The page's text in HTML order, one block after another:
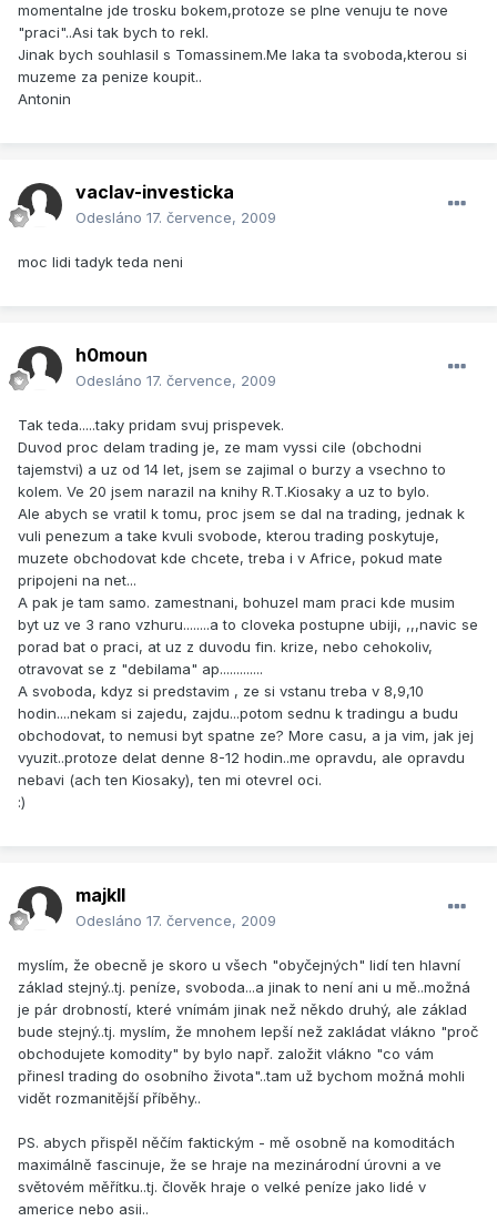
momentalne jde trosku bokem,protoze se plne venuju te nove
"praci"..Asi tak bych to rekl.
Jinak bych souhlasil s Tomassinem.Me laka ta svoboda,kterou si
muzeme za penize koupit..
Antonin
vaclav-investicka
Odesláno 17. července, 2009
moc lidi tadyk teda neni
h0moun
Odesláno 17. července, 2009
Tak teda.....taky pridam svuj prispevek.
Duvod proc delam trading je, ze mam vyssi cile (obchodni
tajemstvi) a uz od 14 let, jsem se zajimal o burzy a vsechno to
kolem. Ve 20 jsem narazil na knihy R.T.Kiosaky a uz to bylo.
Ale abych se vratil k tomu, proc jsem se dal na trading, jednak k
vuli penezum a take kvuli svobode, kterou trading poskytuje,
muzete obchodovat kde chcete, treba i v Africe, pokud mate
pripojeni na net...
A pak je tam samo. zamestnani, bohuzel mam praci kde musim
byt uz ve 3 rano vzhuru........a to cloveka postupne ubiji, ,,,navic se
porad bat o praci, at uz z duvodu fin. krize, nebo cehokoliv,
otravovat se z "debilama" ap.............
A svoboda, kdyz si predstavim , ze si vstanu treba v 8,9,10
hodin....nekam si zajedu, zajdu...potom sednu k tradingu a budu
obchodovat, to nemusi byt spatne ze? More casu, a ja vim, jak jej
vyuzit..protoze delat denne 8-12 hodin..me opravdu, ale opravdu
nebavi (ach ten Kiosaky), ten mi otevrel oci.
:)
majkll
Odesláno 17. července, 2009
myslím, že obecně je skoro u všech "obyčejných" lidí ten hlavní
základ stejný..tj. peníze, svoboda...a jinak to není ani u mě..možná
je pár drobností, které vnímám jinak než někdo druhý, ale základ
bude stejný..tj. myslím, že mnohem lepší než zakládat vlákno "proč
obchodujete komodity" by bylo např. založit vlákno "co vám
přinesl trading do osobního života"..tam už bychom možná mohli
vidět rozmanitější příběhy..
PS. abych přispěl něčím faktickým - mě osobně na komoditách
maximálně fascinuje, že se hraje na mezinárodní úrovni a ve
světovém měřítku..tj. člověk hraje o velké peníze jako lidé v
americe nebo asii..